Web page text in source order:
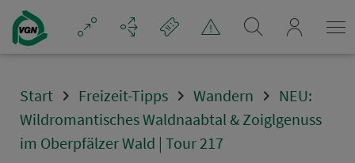
Navigation überspringen
Start Freizeit-Tipps Wandern
NEU:
Wildromantisches Waldnaabtal & Zoiglgenuss
im Oberpfälzer Wald | Tour 217